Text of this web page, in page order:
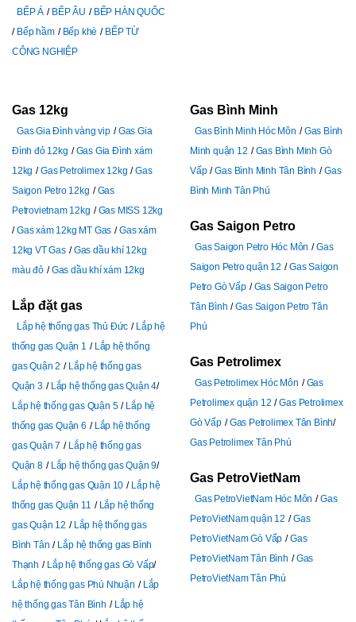
BẾP Á BẾP ÂU
BẾP HÀN QUỐC
Bếp hầm
Bếp khè
BẾP TỪ
CÔNG NGHIỆP
Gas 12kg
Gas Gia Đình vàng vip
Gas Gia
Đình đỏ 12kg
Gas Gia Đình xám
12kg
Gas Petrolimex 12kg
Gas
Saigon Petro 12kg
Gas
Petrovietnam 12kg
Gas MISS 12kg
Gas xám 12kg MT Gas
Gas xám
12kg VT Gas
Gas dầu khí 12kg
màu đỏ
Gas dầu khí xám 12kg
Lắp đặt gas
Lắp hệ thống gas Thủ Đức
Lắp hệ
thống gas Quận 1
Lắp hệ thống
gas Quận 2
Lắp hệ thống gas
Quận 3
Lắp hệ thống gas Quận 4
Lắp hệ thống gas Quận 5
Lắp hệ
thống gas Quận 6
Lắp hệ thống
gas Quận 7
Lắp hệ thống gas
Quận 8
Lắp hệ thống gas Quận 9
Lắp hệ thống gas Quận 10
Lắp hệ
thống gas Quận 11
Lắp hệ thống
gas Quận 12
Lắp hệ thống gas
Bình Tân
Lắp hệ thống gas Bình
Thạnh
Lắp hệ thống gas Gò Vấp
Lắp hệ thống gas Phú Nhuận
Lắp
hệ thống gas Tân Bình
Lắp hệ
Gas Bình Minh
Gas Bình Minh Hóc Môn
Gas Bình
Minh quận 12
Gas Bình Minh Gò
Vấp
Gas Bình Minh Tân Bình
Gas
Bình Minh Tân Phú
Gas Saigon Petro
Gas Saigon Petro Hóc Môn
Gas
Saigon Petro quận 12
Gas Saigon
Petro Gò Vấp
Gas Saigon Petro
Tân Bình
Gas Saigon Petro Tân
Phú
Gas Petrolimex
Gas Petrolimex Hóc Môn
Gas
Petrolimex quận 12
Gas Petrolimex
Gò Vấp
Gas Petrolimex Tân Bình
Gas Petrolimex Tân Phú
Gas PetroVietNam
Gas PetroVietNam Hóc Môn
Gas
PetroVietNam quận 12
Gas
PetroVietNam Gò Vấp
Gas
PetroVietNam Tân Bình
Gas
PetroVietNam Tân Phú